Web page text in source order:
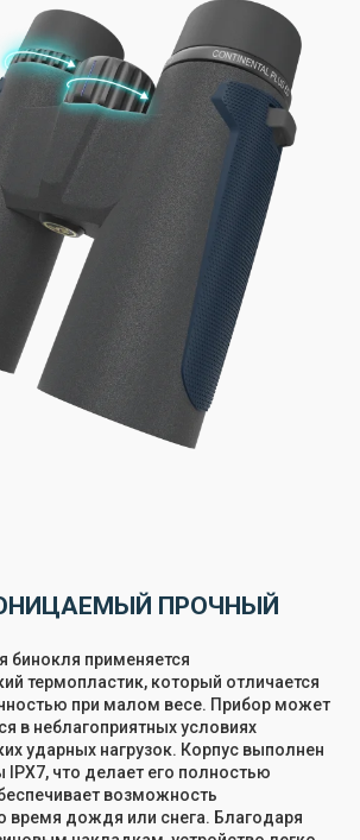
ПРОЧНЫЙ
бинокля применяется
термопластик, который отличается
при малом весе. Прибор может
в неблагоприятных условиях
ударных нагрузок. Корпус выполнен
IPX7, что делает его полностью
возможность
время дождя или снега. Благодаря